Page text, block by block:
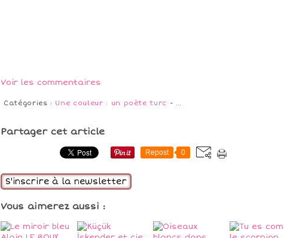
Voir les commentaires
Catégories : Une couleur : un poète turc - …
Partager cet article
Repost 0
S'inscrire à la newsletter
Vous aimerez aussi :